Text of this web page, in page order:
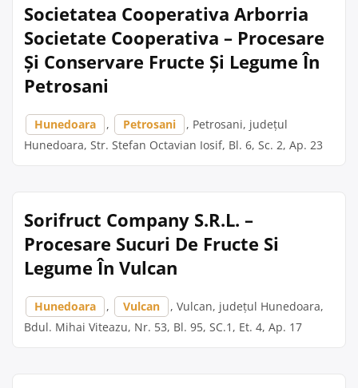
Societatea Cooperativa Arborria
Societate Cooperativa – Procesare
Și Conservare Fructe Și Legume În
Petrosani
Hunedoara , Petrosani
, Petrosani, județul
Hunedoara, Str. Stefan Octavian Iosif, Bl. 6, Sc. 2, Ap. 23
Sorifruct Company S.R.L. –
Procesare Sucuri De Fructe Si
Legume În Vulcan
Hunedoara , Vulcan
, Vulcan, județul Hunedoara,
Bdul. Mihai Viteazu, Nr. 53, Bl. 95, SC.1, Et. 4, Ap. 17